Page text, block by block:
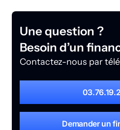
Une question ?
Besoin d’un
Contactez-nous par
Demander un